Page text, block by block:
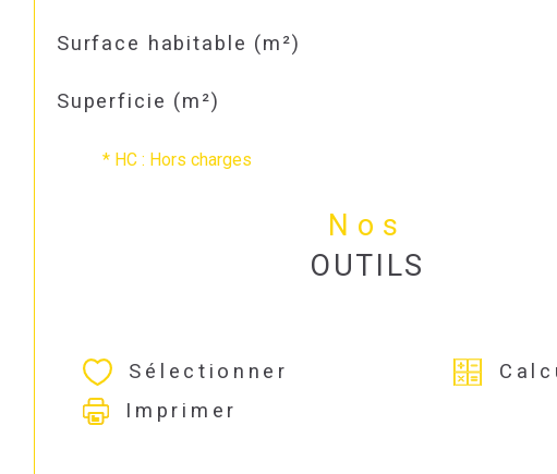
Surface habitable (m²)
Superficie (m²)
* HC : Hors charges
Nos
OUTILS
Sélectionner
Imprimer